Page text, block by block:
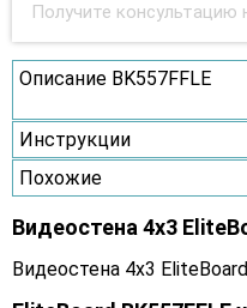
Получите консультацию
Описание BK557FFLE
Инструкции
Похожие
Видеостена 4x3
Видеостена 4x3